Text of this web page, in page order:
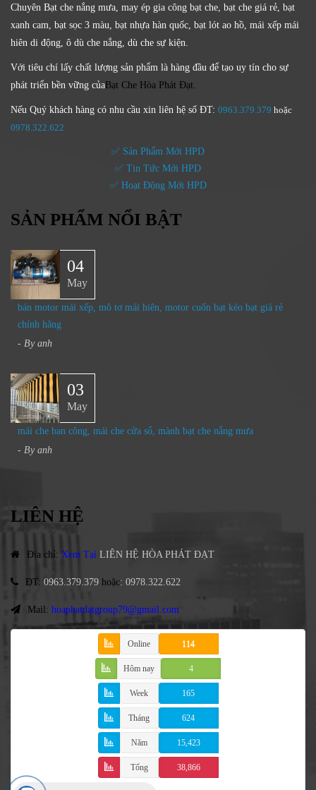
Chuyên Bạt che nắng mưa, may ép gia công bạt che, bạt che giá rẻ, bạt
xanh cam, bạt sọc 3 màu, bạt nhựa hàn quốc, bạt lót ao hồ, mái xếp mái
hiên di động, ô dù che nắng, dù che sự kiện.
Với tiêu chí lấy chất lượng sản phẩm là hàng đầu để tạo uy tín cho sự
phát triển bền vững củaBạt Che Hòa Phát Đạt.
Nếu Quý khách hàng có nhu cầu xin liên hệ số ĐT: 0963.379.379 hoặc
0978.322.622
✅ Sản Phẩm Mới HPD
✅ Tin Tức Mới HPD
✅ Hoạt Động Mới HPD
SẢN PHẨM NỔI BẬT
04
May
bán motor mái xếp, mô tơ mái hiên, motor cuốn bạt kéo bạt giá rẻ
chính hãng
- By anh
03
May
mái che ban công, mái che cửa sổ, mành bạt che nắng mưa
- By anh
LIÊN HỆ
Địa chỉ: Xem Tại LIÊN HỆ HÒA PHÁT ĐẠT
ĐT: 0963.379.379 hoặc: 0978.322.622
Mail: hoaphatdatgroup79@gmail.com
Online 114
Hôm nay 4
Week 165
Tháng 624
Năm 15,423
Tổng 38,866